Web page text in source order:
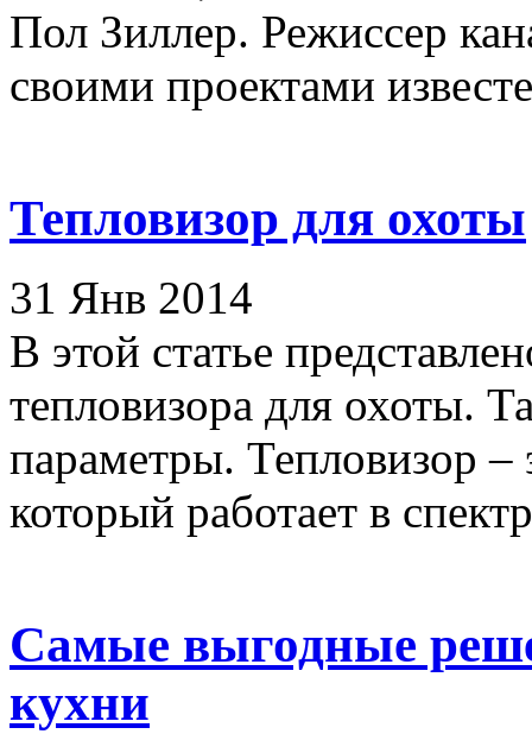
Пол Зиллер. Режиссер
своими проектами
Тепловизор для охоты
31 Янв 2014
В этой статье
тепловизора для охоты.
параметры. Тепловизор –
который работает в
Самые выгодные
кухни